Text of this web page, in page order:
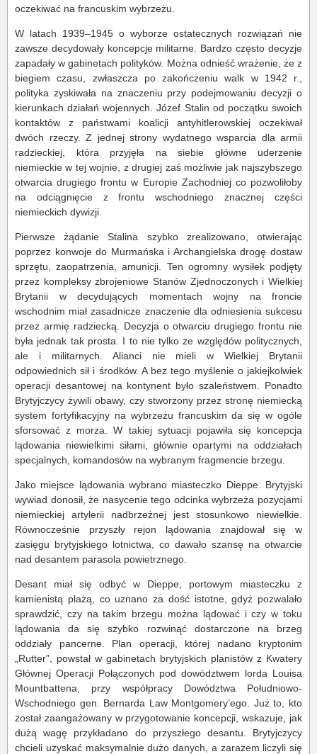
oczekiwać na francuskim wybrzeżu.
W latach 1939–1945 o wyborze ostatecznych rozwiązań nie
zawsze decydowały koncepcje militarne. Bardzo często decyzje
zapadały w gabinetach polityków. Można odnieść wrażenie, że z
biegiem czasu, zwłaszcza po zakończeniu walk w 1942 r.,
polityka zyskiwała na znaczeniu przy podejmowaniu decyzji o
kierunkach działań wojennych. Józef Stalin od początku swoich
kontaktów z państwami koalicji antyhitlerowskiej oczekiwał
dwóch rzeczy. Z jednej strony wydatnego wsparcia dla armii
radzieckiej, która przyjęła na siebie główne uderzenie
niemieckie w tej wojnie, z drugiej zaś możliwie jak najszybszego
otwarcia drugiego frontu w Europie Zachodniej co pozwoliłoby
na odciągnięcie z frontu wschodniego znacznej części
niemieckich dywizji.
Pierwsze żądanie Stalina szybko zrealizowano, otwierając
poprzez konwoje do Murmańska i Archangielska drogę dostaw
sprzętu, zaopatrzenia, amunicji. Ten ogromny wysiłek podjęty
przez kompleksy zbrojeniowe Stanów Zjednoczonych i Wielkiej
Brytanii w decydujących momentach wojny na froncie
wschodnim miał zasadnicze znaczenie dla odniesienia sukcesu
przez armię radziecką. Decyzja o otwarciu drugiego frontu nie
była jednak tak prosta. I to nie tylko ze względów politycznych,
ale i militarnych. Alianci nie mieli w Wielkiej Brytanii
odpowiednich sił i środków. A bez tego myślenie o jakiejkolwiek
operacji desantowej na kontynent było szaleństwem. Ponadto
Brytyjczycy żywili obawy, czy stworzony przez stronę niemiecką
system fortyfikacyjny na wybrzeżu francuskim da się w ogóle
sforsować z morza. W takiej sytuacji pojawiła się koncepcja
lądowania niewielkimi siłami, głównie opartymi na oddziałach
specjalnych, komandosów na wybranym fragmencie brzegu.
Jako miejsce lądowania wybrano miasteczko Dieppe. Brytyjski
wywiad donosił, że nasycenie tego odcinka wybrzeża pozycjami
niemieckiej artylerii nadbrzeżnej jest stosunkowo niewielkie.
Równocześnie przyszły rejon lądowania znajdował się w
zasięgu brytyjskiego lotnictwa, co dawało szansę na otwarcie
nad desantem parasola powietrznego.
Desant miał się odbyć w Dieppe, portowym miasteczku z
kamienistą plażą, co uznano za dość istotne, gdyż pozwalało
sprawdzić, czy na takim brzegu można lądować i czy w toku
lądowania da się szybko rozwinąć dostarczone na brzeg
oddziały pancerne. Plan operacji, której nadano kryptonim
„Rutter”, powstał w gabinetach brytyjskich planistów z Kwatery
Głównej Operacji Połączonych pod dowództwem lorda Louisa
Mountbattena, przy współpracy Dowództwa Południowo-
Wschodniego gen. Bernarda Law Montgomery’ego. Już to, kto
został zaangażowany w przygotowanie koncepcji, wskazuje, jak
dużą wagę przykładano do przyszłego desantu. Brytyjczycy
chcieli uzyskać maksymalnie dużo danych, a zarazem liczyli się